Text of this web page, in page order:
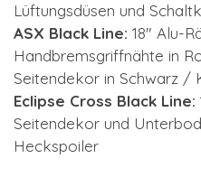
Lüftungsdüsen und
ASX Black Line: 18" Alu-
Handbremsgriffnähte in
Seitendekor in Schwarz /
Eclipse Cross Black Line:
Seitendekor und
Heckspoiler